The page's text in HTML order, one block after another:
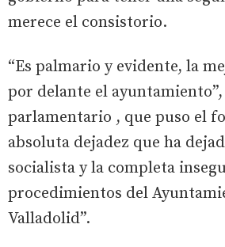
merece el consistorio.
“Es palmario y evidente, la
por delante el ayuntamiento”,
parlamentario , que puso el
absoluta dejadez que ha
socialista y la completa
procedimientos del
Valladolid”.